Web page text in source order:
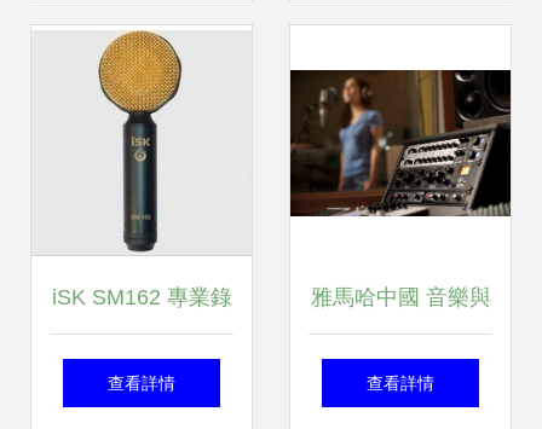
業錄音工具
iSK SM162 專業錄
音室新寵，動畫音
查看詳情
雅馬哈中國 音樂與
機械的詩篇，在動
查看詳情